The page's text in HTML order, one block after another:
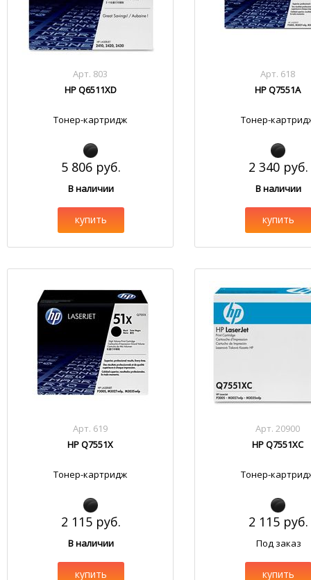
Арт. 803
HP Q6511XD
Тонер-картридж
5 806 руб.
В наличии
купить
Арт. 618
HP Q7551A
Тонер-
2 340 руб.
В наличии
купить
Арт. 619
HP Q7551X
Тонер-картридж
2 115 руб.
В наличии
купить
Арт. 20900
HP Q7551XC
Тонер-
2 115 руб.
Под заказ
купить